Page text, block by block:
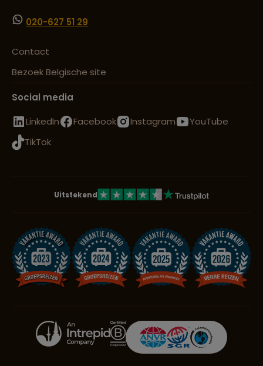
020-627 51 29
Contact
Bezoek Belgische site
Social media
LinkedIn
Facebook Instagram
YouTube
TikTok
Uitstekend